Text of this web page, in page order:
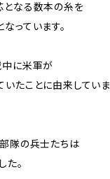
となる数本の糸を
っています。
中に米軍が
いたことに由来していま
隊の兵士たちは
。